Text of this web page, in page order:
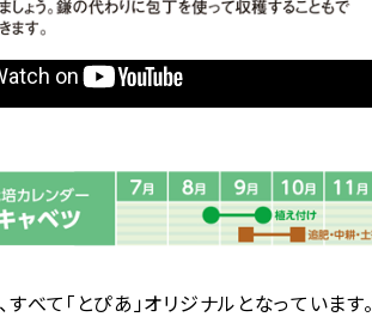
、すべて「とぴあ」オリジナルとなっています。